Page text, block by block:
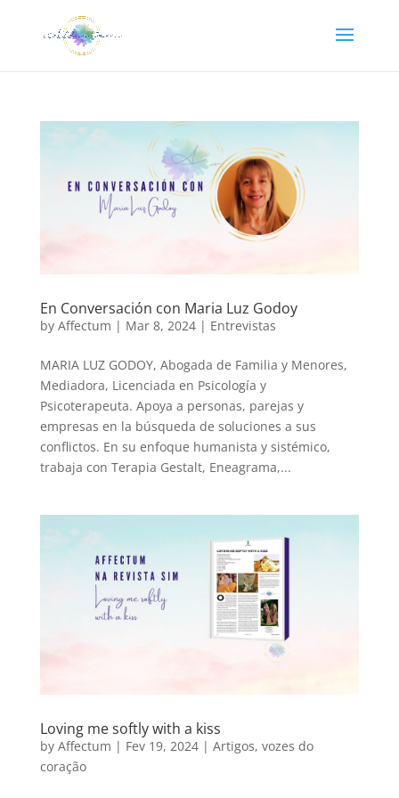
En Conversación con Maria Luz Godoy
by Affectum | Mar 8, 2024| Entrevistas
MARIA LUZ GODOY, Abogada de Familia y Menores,
Mediadora, Licenciada en Psicología y
Psicoterapeuta. Apoya a personas, parejas y
empresas en la búsqueda de soluciones a sus
conflictos. En su enfoque humanista y sistémico,
trabaja con Terapia Gestalt, Eneagrama,...
Loving me softly with a kiss
by Affectum | Fev 19, 2024| Artigos, vozes do
coração